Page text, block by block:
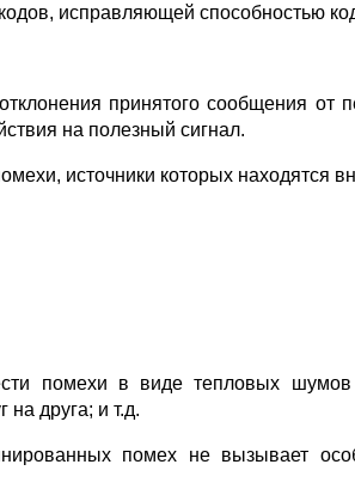
исправляющей способностью
принятого сообщения от
на полезный сигнал.
источники которых находятся
помехи в виде тепловых шумов
друга; и т.д.
помех не вызывает